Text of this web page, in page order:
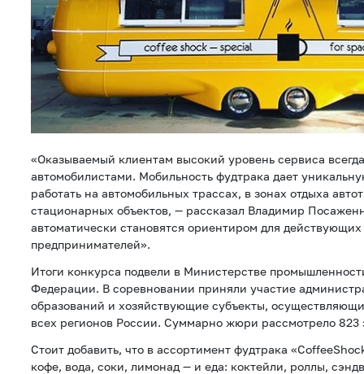
«Оказываемый клиентам высокий уровень сервиса
автомобилистами. Мобильность фудтрака дает
работать на автомобильных трассах, в зонах отдыха
стационарных объектов, — рассказал Владимир
автоматически становятся ориентиром для
предпринимателей».
Итоги конкурса подвели в Министерстве
Федерации. В соревновании приняли участие
образований и хозяйствующие субъекты,
всех регионов России. Суммарно жюри рассмотрело 823
Стоит добавить, что в ассортимент фудтрака
кофе, вода, соки, лимонад — и еда: коктейли, роллы,